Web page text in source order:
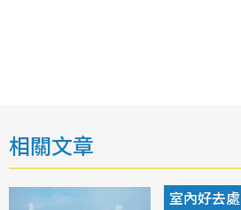
相關文章
室內好去處